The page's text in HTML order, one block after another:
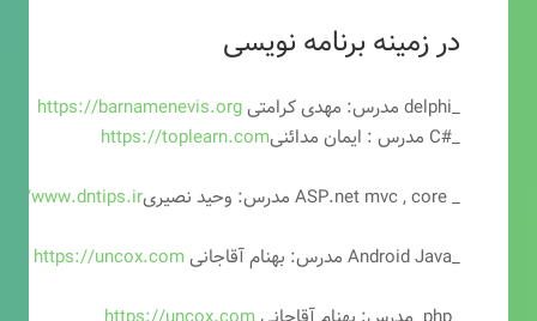
در زمینه برنامه نویسی
_delphi مدرس: مهدی کرامتی
https://barnamenevis.org
_#C مدرس : ایمان مدائنی
https://toplearn.com
_ ASP.net mvc , core مدرس: وحید نصیری
www.dntips.ir
_Android Java مدرس: بهنام آقاجانی
https://uncox.com